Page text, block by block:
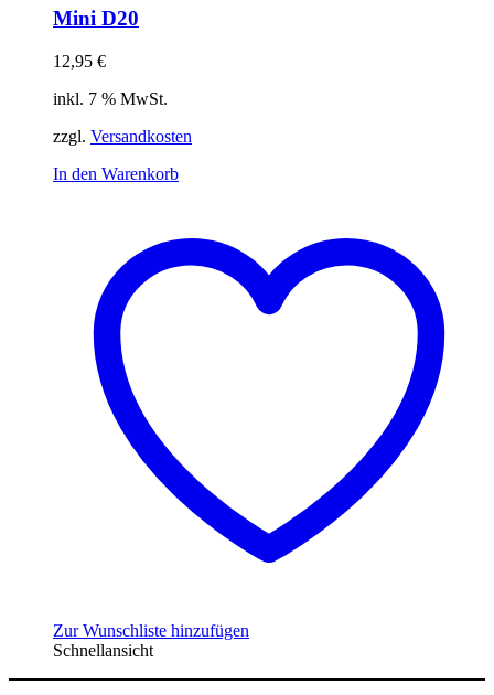
Mini D20
12,95 €
inkl. 7 % MwSt.
zzgl. Versandkosten
In den Warenkorb
Zur Wunschliste hinzufügen
Schnellansicht